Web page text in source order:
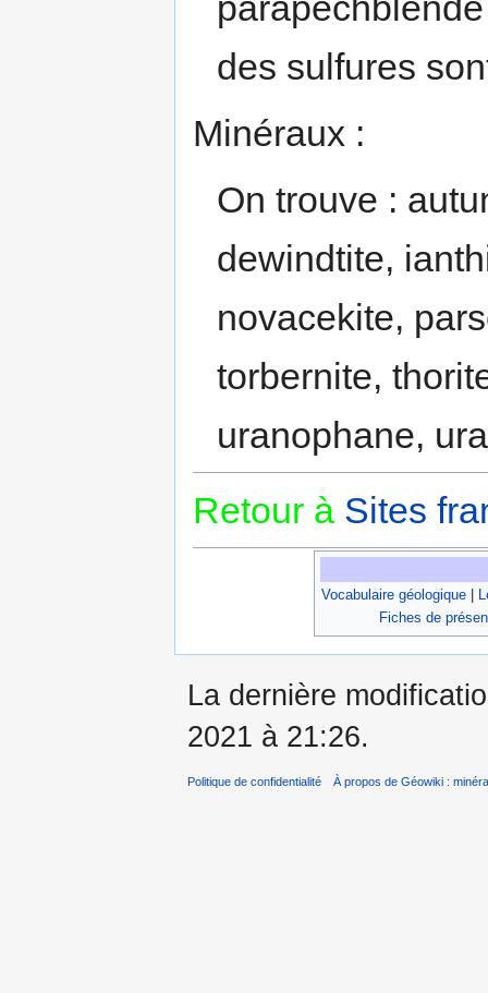
des sulfures
Minéraux :
On trouve :
dewindtite,
novacekite,
torbernite,
uranophane,
Retour à Sites
Vocabulaire géologique|
Fiches de
La dernière
2021 à 21:26.
Politique de confidentialité À propos de Géowiki :